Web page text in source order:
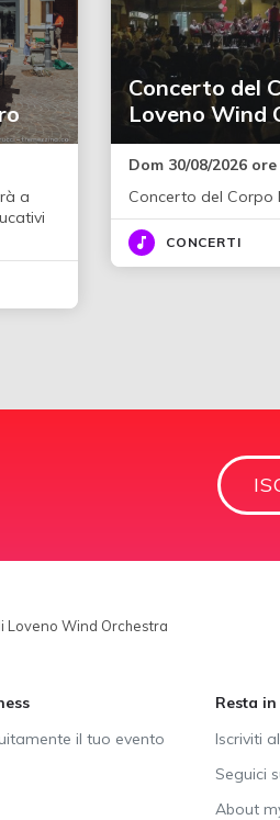
a
Concerto del
Loveno Wind
Dom 30/08/2026 ore
Concerto del Corpo
CONCERTI
Loveno Wind Orchestra
il tuo evento
Resta
Iscriviti
Seguici
About